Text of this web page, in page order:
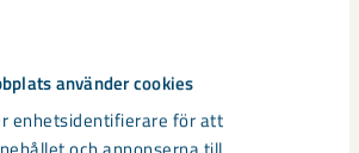
använder cookies
enhetsidentifierare för att
i Malmberget har LKAB en
bygger på riskbedömningar där hänsyn